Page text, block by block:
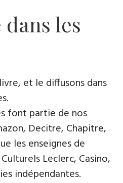
les
et le diffusons dans
font partie de nos
Decitre, Chapitre,
les enseignes de
Leclerc, Casino,
indépendantes.